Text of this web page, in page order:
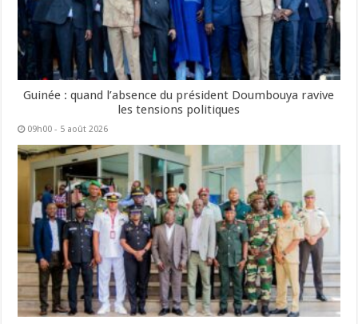
Guinée : quand l’absence du président Doumbouya ravive
les tensions politiques
09h00 - 5 août 2026